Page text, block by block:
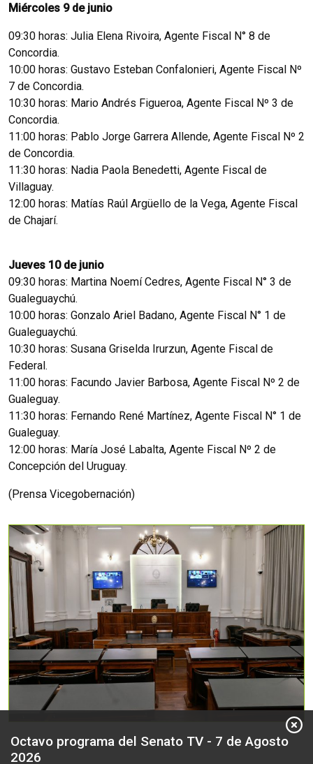
Miércoles 9 de junio
09:30 horas: Julia Elena Rivoira, Agente Fiscal N° 8 de
Concordia.
10:00 horas: Gustavo Esteban Confalonieri, Agente Fiscal Nº
7 de Concordia.
10:30 horas: Mario Andrés Figueroa, Agente Fiscal Nº 3 de
Concordia.
11:00 horas: Pablo Jorge Garrera Allende, Agente Fiscal Nº 2
de Concordia.
11:30 horas: Nadia Paola Benedetti, Agente Fiscal de
Villaguay.
12:00 horas: Matías Raúl Argüello de la Vega, Agente Fiscal
de Chajarí.
Jueves 10 de junio
09:30 horas: Martina Noemí Cedres, Agente Fiscal N° 3 de
Gualeguaychú.
10:00 horas: Gonzalo Ariel Badano, Agente Fiscal N° 1 de
Gualeguaychú.
10:30 horas: Susana Griselda Irurzun, Agente Fiscal de
Federal.
11:00 horas: Facundo Javier Barbosa, Agente Fiscal Nº 2 de
Gualeguay.
11:30 horas: Fernando René Martínez, Agente Fiscal N° 1 de
Gualeguay.
12:00 horas: María José Labalta, Agente Fiscal Nº 2 de
Concepción del Uruguay.
(Prensa Vicegobernación)
Octavo programa del Senato TV - 7 de Agosto
2026